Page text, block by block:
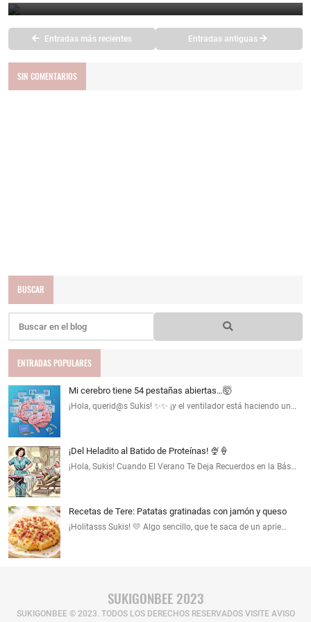
Entradas más recientes Entradas antiguas
SIN COMENTARIOS
BUSCAR
ENTRADAS POPULARES
Mi cerebro tiene 54 pestañas abiertas…🤯
¡Hola, querid@s Sukis! ✨✨ ¡y el ventilador está haciendo un…
¡Del Heladito al Batido de Proteínas! 🍨🍦
¡Hola, Sukis! Cuando El Verano Te Deja Recuerdos en la Bás…
Recetas de Tere: Patatas gratinadas con jamón y queso
¡Holitasss Sukis! 💛 Algo sencillo, que te saca de un aprie…
SUKIGONBEE 2023
SUKIGONBEE © 2023. TODOS LOS DERECHOS RESERVADOS​ VISITE AVISO